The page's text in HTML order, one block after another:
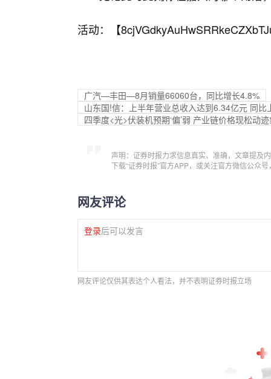
活动：【
广汽—丰田—8月销量66060台，同比增长4.8%
山东国!信：上半年营业总收入达到6.34亿元 同比
四季度<光>伏装机预期‘偏’弱 产业链价格现松动
声明：证券时报力求信息真实、准确，文章提及
下载“证券时报”官方APP，或关注官方微信公众
网友评论
登录后可以发言
网友评论仅供其表达个人看法，并不表明证券时报立场